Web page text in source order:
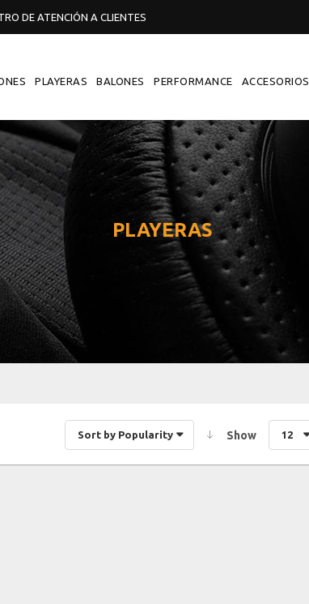
DE ATENCIÓN A CLIENTES
PLAYERAS BALONES PERFORMANCE ACCESORIOS
PLAYERAS
Sort by Popularity Show 12